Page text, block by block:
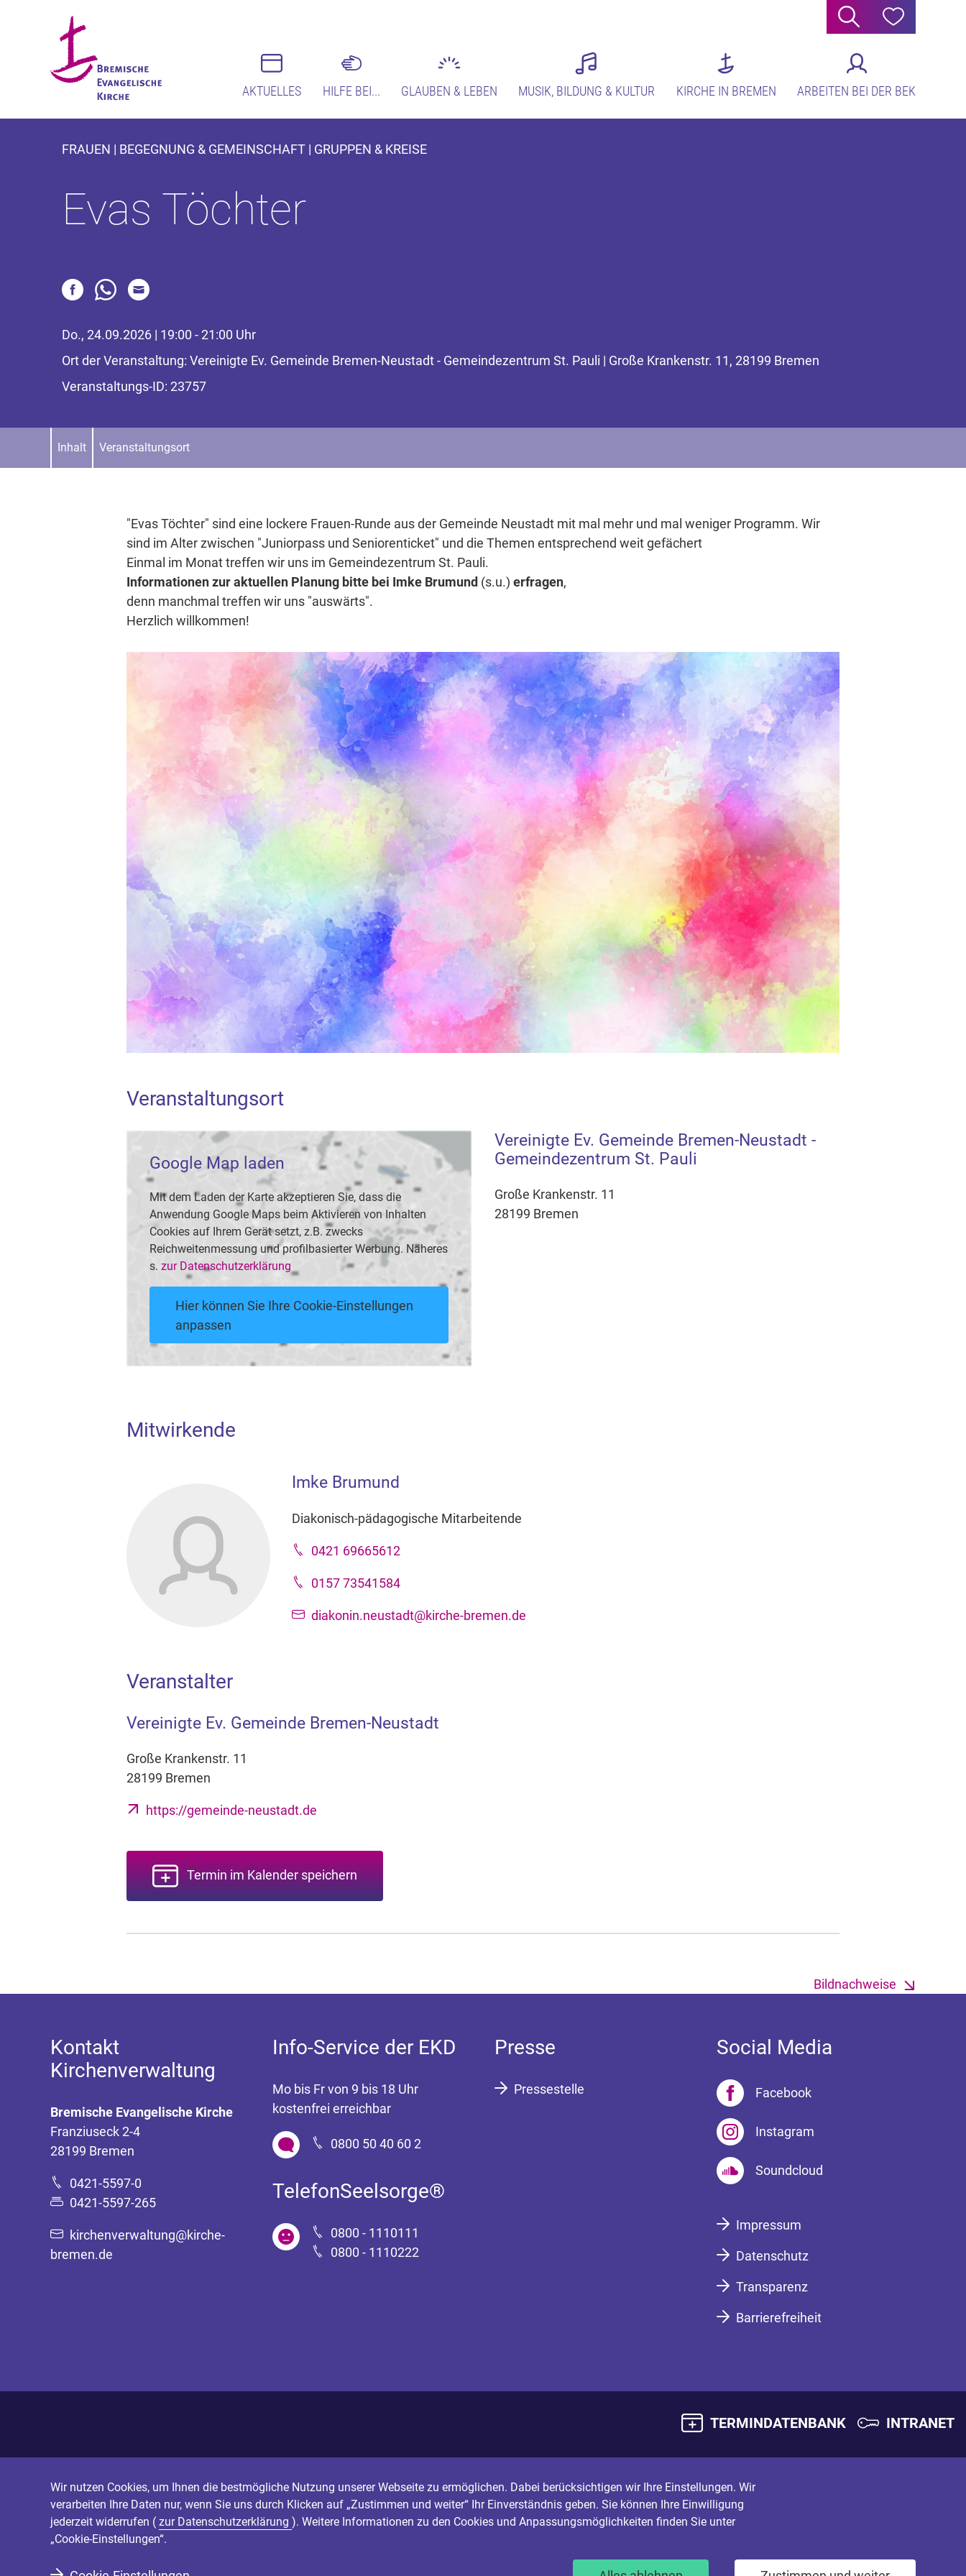
Suche Hilfe
AKTUELLES HILFE BEI... GLAUBEN & LEBEN MUSIK, BILDUNG & KULTUR KIRCHE IN BREMEN ARBEITEN BEI DER BEK
FRAUEN | BEGEGNUNG & GEMEINSCHAFT | GRUPPEN & KREISE
Evas Töchter
Do., 24.09.2026 | 19:00 - 21:00 Uhr
Ort der Veranstaltung: Vereinigte Ev. Gemeinde Bremen-Neustadt - Gemeindezentrum St. Pauli | Große Krankenstr. 11, 28199 Bremen
Veranstaltungs-ID: 23757
Inhalt Veranstaltungsort
"Evas Töchter" sind eine lockere Frauen-Runde aus der Gemeinde Neustadt mit mal mehr und mal weniger Programm. Wir
sind im Alter zwischen "Juniorpass und Seniorenticket" und die Themen entsprechend weit gefächert
Einmal im Monat treffen wir uns im Gemeindezentrum St. Pauli.
Informationen zur aktuellen Planung bitte bei Imke Brumund (s.u.) erfragen,
denn manchmal treffen wir uns "auswärts".
Herzlich willkommen!
Veranstaltungsort
Google Map laden
Mit dem Laden der Karte akzeptieren Sie, dass die
Anwendung Google Maps beim Aktivieren von Inhalten
Cookies auf Ihrem Gerät setzt, z.B. zwecks
Reichweitenmessung und profilbasierter Werbung. Näheres
s. zur Datenschutzerklärung
Hier können Sie Ihre Cookie-Einstellungen
anpassen
Vereinigte Ev. Gemeinde Bremen-Neustadt -
Gemeindezentrum St. Pauli
Große Krankenstr. 11
28199 Bremen
Mitwirkende
Imke Brumund
Diakonisch-pädagogische Mitarbeitende
0421 69665612
0157 73541584
diakonin.neustadt@kirche-bremen.de
Veranstalter
Vereinigte Ev. Gemeinde Bremen-Neustadt
Große Krankenstr. 11
28199 Bremen
https://gemeinde-neustadt.de
Termin im Kalender speichern
Bildnachweise
Kontakt
Kirchenverwaltung
Bremische Evangelische Kirche
Franziuseck 2-4
28199 Bremen
0421-5597-0
0421-5597-265
kirchenverwaltung@kirche-
bremen.de
Info-Service der EKD
Mo bis Fr von 9 bis 18 Uhr
kostenfrei erreichbar
0800 50 40 60 2
TelefonSeelsorge®
0800 - 1110111
0800 - 1110222
Presse
Pressestelle
Social Media
Facebook
Instagram
Soundcloud
Impressum
Datenschutz
Transparenz
Barrierefreiheit
TERMINDATENBANK INTRANET
Wir nutzen Cookies, um Ihnen die bestmögliche Nutzung unserer Webseite zu ermöglichen. Dabei berücksichtigen wir Ihre Einstellungen. Wir
verarbeiten Ihre Daten nur, wenn Sie uns durch Klicken auf „Zustimmen und weiter“ Ihr Einverständnis geben. Sie können Ihre Einwilligung
jederzeit widerrufen ( zur Datenschutzerklärung ). Weitere Informationen zu den Cookies und Anpassungsmöglichkeiten finden Sie unter
„Cookie-Einstellungen“.